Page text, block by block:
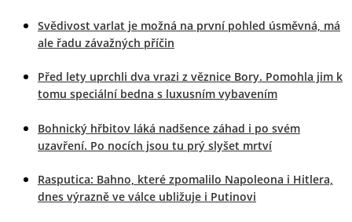
Svědivost varlat je možná na první pohled úsměvná, má
ale řadu závažných příčin
Před lety uprchli dva vrazi z věznice Bory. Pomohla jim k
tomu speciální bedna s luxusním vybavením
Bohnický hřbitov láká nadšence záhad i po svém
uzavření. Po nocích jsou tu prý slyšet mrtví
Rasputica: Bahno, které zpomalilo Napoleona i Hitlera,
dnes výrazně ve válce ubližuje i Putinovi